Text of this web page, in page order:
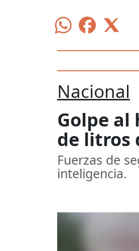
Nacional
Golpe al
de litros
Fuerzas de
inteligencia.